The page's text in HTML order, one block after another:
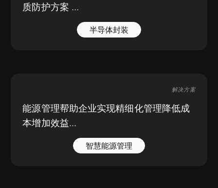
质防护方案 ...
半导体封装
解决方案
能源管理帮助企业实现精细化管理降低成
本增加效益...
智慧能源管理